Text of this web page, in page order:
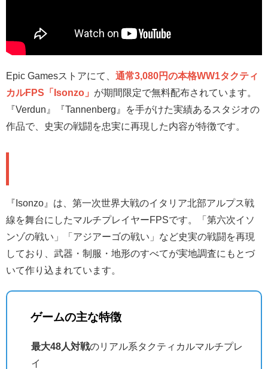
Epic Gamesストアにて、 通常3,080円の本格WW1タクティ
カルFPS「Isonzo」 が期間限定で無料配布されています。
『Verdun』『Tannenberg』を手がけた実績あるスタジオの
作品で、史実の戦闘を忠実に再現した内容が特徴です。
『Isonzo』は、第一次世界大戦のイタリア北部アルプス戦
線を舞台にしたマルチプレイヤーFPSです。「第六次イソ
ンゾの戦い」「アジアーゴの戦い」など史実の戦闘を再現
しており、武器・制服・地形のすべてが実地調査にもとづ
いて作り込まれています。
ゲームの主な特徴
最大48人対戦のリアル系タクティカルマルチプレ
イ